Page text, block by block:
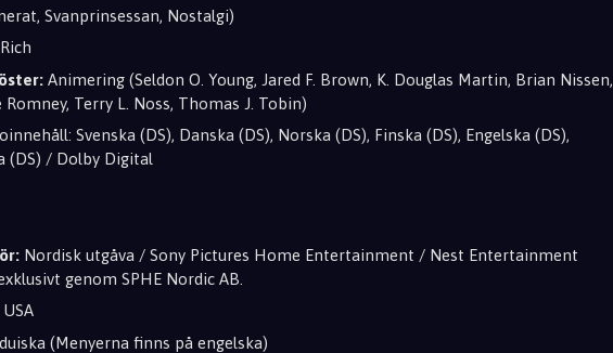
Svanprinsessan, Nostalgi)
Animering (Seldon O. Young, Jared F. Brown, K. Douglas Martin, Brian Nissen,
Romney, Terry L. Noss, Thomas J. Tobin)
Svenska (DS), Danska (DS), Norska (DS), Finska (DS), Engelska (DS),
(DS) / Dolby Digital
Nordisk utgåva / Sony Pictures Home Entertainment / Nest Entertainment
genom SPHE Nordic AB.
USA
(Menyerna finns på engelska)